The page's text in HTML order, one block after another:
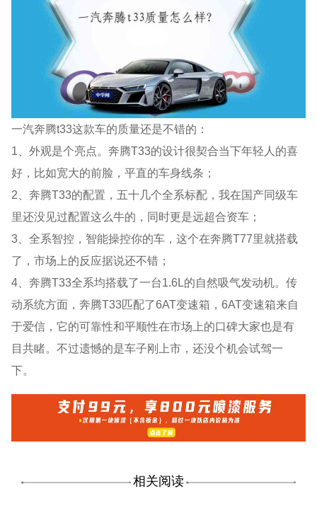
一汽奔腾t33这款车的质量还是不错的：
1、外观是个亮点。奔腾T33的设计很契合当下年轻人的喜
好，比如宽大的前脸，平直的车身线条；
2、奔腾T33的配置，五十几个全系标配，我在国产同级车
里还没见过配置这么牛的，同时更是远超合资车；
3、全系智控，智能操控你的车，这个在奔腾T77里就搭载
了，市场上的反应据说还不错；
4、奔腾T33全系均搭载了一台1.6L的自然吸气发动机。传
动系统方面，奔腾T33匹配了6AT变速箱，6AT变速箱来自
于爱信，它的可靠性和平顺性在市场上的口碑大家也是有
目共睹。不过遗憾的是车子刚上市，还没个机会试驾一
下。
相关阅读